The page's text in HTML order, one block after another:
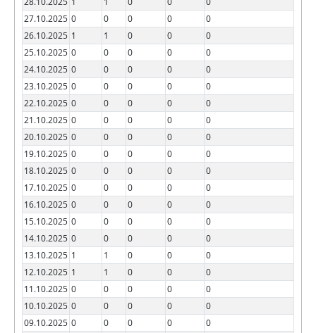
27.10.2025 0 0 0 0
0
26.10.2025 1 1 0 0
0
25.10.2025 0 0 0 0
0
24.10.2025 0 0 0 0
0
23.10.2025 0 0 0 0
0
22.10.2025 0 0 0 0
0
21.10.2025 0 0 0 0
0
20.10.2025 0 0 0 0
0
19.10.2025 0 0 0 0
0
18.10.2025 0 0 0 0
0
17.10.2025 0 0 0 0
0
16.10.2025 0 0 0 0
0
15.10.2025 0 0 0 0
0
14.10.2025 0 0 0 0
0
13.10.2025 1 1 0 0
0
12.10.2025 1 1 0 0
0
11.10.2025 0 0 0 0
0
10.10.2025 0 0 0 0
0
09.10.2025 0 0 0 0
0